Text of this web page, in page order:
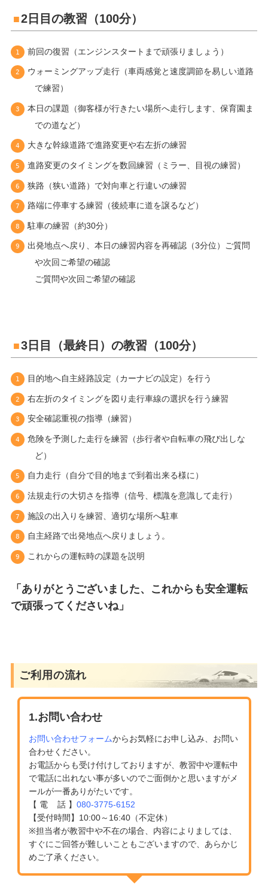
2日目の教習（100分）
前回の復習（エンジンスタートまで頑張りましょう）
ウォーミングアップ走行（車両感覚と速度調節を易しい道路
で練習）
本日の課題（御客様が行きたい場所へ走行します、保育園ま
での道など）
大きな幹線道路で進路変更や右左折の練習
進路変更のタイミングを数回練習（ミラー、目視の練習）
狭路（狭い道路）で対向車と行違いの練習
路端に停車する練習（後続車に道を譲るなど）
駐車の練習（約30分）
出発地点へ戻り、本日の練習内容を再確認（3分位）ご質問
や次回ご希望の確認
ご質問や次回ご希望の確認
3日目（最終日）の教習（100分）
目的地へ自主経路設定（カーナビの設定）を行う
右左折のタイミングを図り走行車線の選択を行う練習
安全確認重視の指導（練習）
危険を予測した走行を練習（歩行者や自転車の飛び出しな
ど）
自力走行（自分で目的地まで到着出来る様に）
法規走行の大切さを指導（信号、標識を意識して走行）
施設の出入りを練習、適切な場所へ駐車
自主経路で出発地点へ戻りましょう。
これからの運転時の課題を説明
「ありがとうございました、これからも安全運転
で頑張ってくださいね」
ご利用の流れ
1.お問い合わせ
お問い合わせフォームからお気軽にお申し込み、お問い
合わせください。
お電話からも受け付けしておりますが、教習中や運転中
で電話に出れない事が多いのでご面倒かと思いますがメ
ールが一番ありがたいです。
【 電 話 】080-3775-6152
【受付時間】10:00～16:40（不定休）
※担当者が教習中や不在の場合、内容によりましては、
すぐにご回答が難しいこともございますので、あらかじ
めご了承ください。